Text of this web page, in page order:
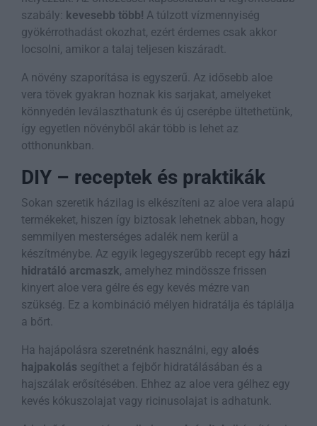
szabály: kevesebb több! A túlzott vízmennyiség
gyökérrothadást okozhat, ezért érdemes csak akkor
locsolni, amikor a talaj teljesen kiszáradt.
A növény szaporítása is egyszerű. Az idősebb aloe
vera tövek gyakran hoznak kis sarjakat, amelyeket
könnyedén leválaszthatunk és új cserépbe ültethetünk,
így egyetlen növényből akár több is lehet az
otthonunkban.
DIY – receptek és praktikák
Sokan szeretik házilag is elkészíteni az aloe vera alapú
termékeket, hiszen így biztosak lehetnek abban, hogy
semmilyen mesterséges adalék nem kerül a
készítménybe. Az egyik legegyszerűbb recept egy házi
hidratáló arcmaszk, amelyhez mindössze frissen
kinyert aloe vera gélre és egy kevés mézre van
szükség. Ez a kombináció mélyen hidratálja és táplálja
a bőrt.
Ha hajápolásra szeretnénk használni, egy aloés
hajpakolás segíthet a fejbőr hidratálásában és a
hajszálak erősítésében. Ehhez az aloe vera gélhez egy
kevés kókuszolajat vagy ricinusolajat is adhatunk.